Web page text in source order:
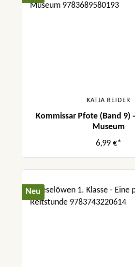
KATJA REIDER
Kommissar Pfote (Band 9)
Museum
6,99 €*
Neu